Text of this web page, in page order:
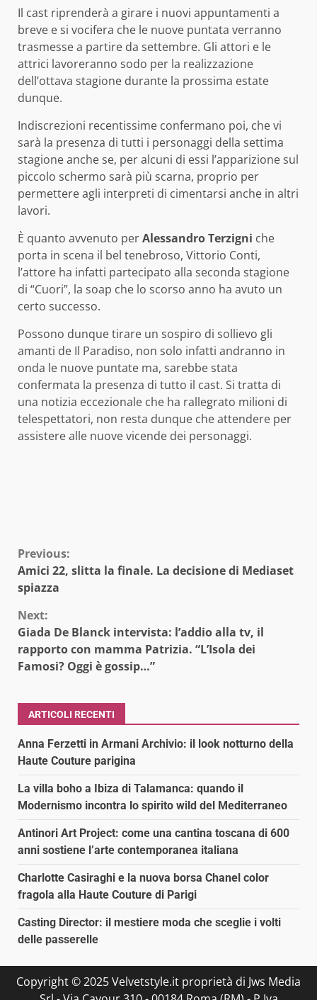
Il cast riprenderà a girare i nuovi appuntamenti a
breve e si vocifera che le nuove puntata verranno
trasmesse a partire da settembre. Gli attori e le
attrici lavoreranno sodo per la realizzazione
dell’ottava stagione durante la prossima estate
dunque.
Indiscrezioni recentissime confermano poi, che vi
sarà la presenza di tutti i personaggi della settima
stagione anche se, per alcuni di essi l’apparizione sul
piccolo schermo sarà più scarna, proprio per
permettere agli interpreti di cimentarsi anche in altri
lavori.
È quanto avvenuto perAlessandro Terzigni che
porta in scena il bel tenebroso, Vittorio Conti,
l’attore ha infatti partecipato alla seconda stagione
di “Cuori”, la soap che lo scorso anno ha avuto un
certo successo.
Possono dunque tirare un sospiro di sollievo gli
amanti de Il Paradiso, non solo infatti andranno in
onda le nuove puntate ma, sarebbe stata
confermata la presenza di tutto il cast. Si tratta di
una notizia eccezionale che ha rallegrato milioni di
telespettatori, non resta dunque che attendere per
assistere alle nuove vicende dei personaggi.
Continue
Reading
Previous:
Amici 22, slitta la finale. La decisione di Mediaset
spiazza
Next:
Giada De Blanck intervista: l’addio alla tv, il
rapporto con mamma Patrizia. “L’Isola dei
Famosi? Oggi è gossip…”
ARTICOLI RECENTI
Anna Ferzetti in Armani Archivio: il look notturno della
Haute Couture parigina
La villa boho a Ibiza di Talamanca: quando il
Modernismo incontra lo spirito wild del Mediterraneo
Antinori Art Project: come una cantina toscana di 600
anni sostiene l’arte contemporanea italiana
Charlotte Casiraghi e la nuova borsa Chanel color
fragola alla Haute Couture di Parigi
Casting Director: il mestiere moda che sceglie i volti
delle passerelle
Copyright © 2025 Velvetstyle.it proprietà di Jws Media